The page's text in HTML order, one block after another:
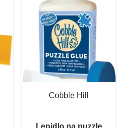
Cobble Hill